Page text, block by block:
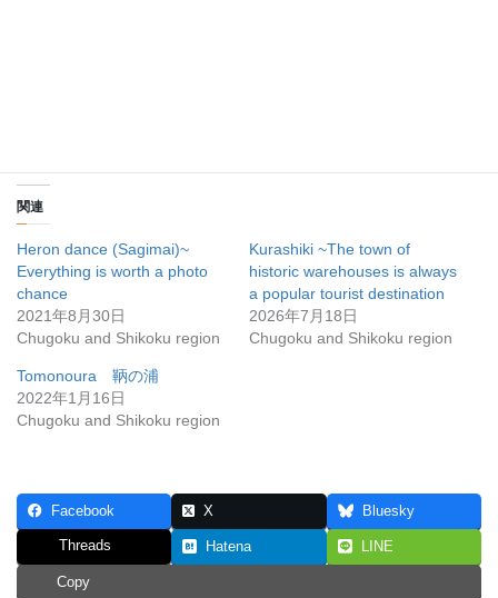
関連
Heron dance (Sagimai)~
Everything is worth a photo
chance
2021年8月30日
Chugoku and Shikoku region
Kurashiki ~The town of
historic warehouses is always
a popular tourist destination
2026年7月18日
Chugoku and Shikoku region
Tomonoura 鞆の浦
2022年1月16日
Chugoku and Shikoku region
Facebook X Bluesky
Threads Hatena LINE
Copy